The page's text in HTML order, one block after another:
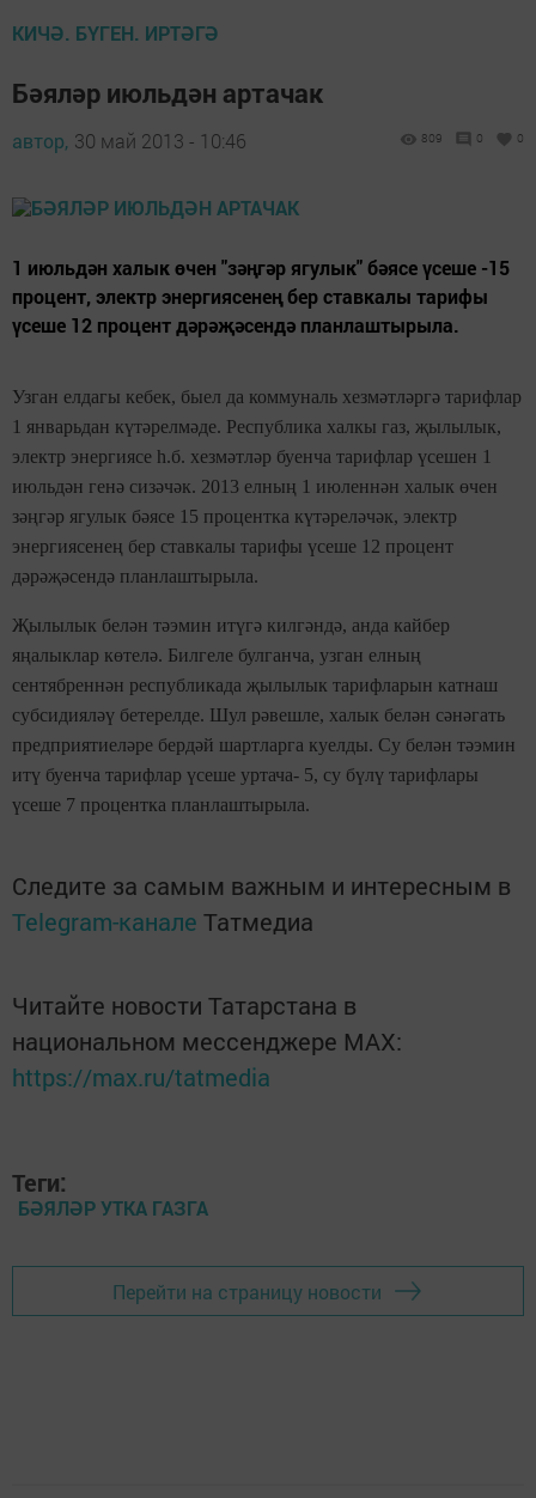
КИЧӘ. БҮГЕН. ИРТӘГӘ
Бәяләр июльдән артачак
автор, 30 май 2013 - 10:46 809 0 0
1 июльдән халык өчен "зәңгәр ягулык" бәясе үсеше -15
процент, электр энергиясенең бер ставкалы тарифы
үсеше 12 процент дәрәҗәсендә планлаштырыла.
Узган елдагы кебек, быел да коммуналь хезмәтләргә тарифлар
1 январьдан күтәрелмәде. Республика халкы газ, җылылык,
электр энергиясе һ.б. хезмәтләр буенча тарифлар үсешен 1
июльдән генә сизәчәк. 2013 елның 1 июленнән халык өчен
зәңгәр ягулык бәясе 15 процентка күтәреләчәк, электр
энергиясенең бер ставкалы тарифы үсеше 12 процент
дәрәҗәсендә планлаштырыла.
Җылылык белән тәэмин итүгә килгәндә, анда кайбер
яңалыклар көтелә. Билгеле булганча, узган елның
сентябреннән республикада җылылык тарифларын катнаш
субсидияләү бетерелде. Шул рәвешле, халык белән сәнәгать
предприятиеләре бердәй шартларга куелды. Су белән тәэмин
итү буенча тарифлар үсеше уртача- 5, су бүлү тарифлары
үсеше 7 процентка планлаштырыла.
Следите за самым важным и интересным в
Telegram-канале Татмедиа
Читайте новости Татарстана в
национальном мессенджере MАХ:
https://max.ru/tatmedia
Теги:
БӘЯЛӘР УТКА ГАЗГА
Перейти на страницу новости